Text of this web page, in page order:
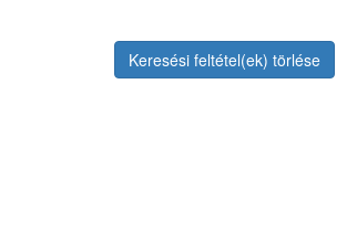
Keresési feltétel(ek) törlése